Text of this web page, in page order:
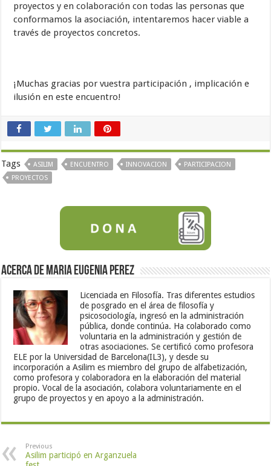
proyectos y en colaboración con todas las personas que
conformamos la asociación, intentaremos hacer viable a
través de proyectos concretos.
¡Muchas gracias por vuestra participación , implicación e
ilusión en este encuentro!
Tags ASILIM ENCUENTRO INNOVACION
PARTICIPACION
PROYECTOS
Acerca de Maria Eugenia Perez
Licenciada en Filosofía. Tras diferentes estudios
de posgrado en el área de filosofía y
psicosociología, ingresó en la administración
pública, donde continúa. Ha colaborado como
voluntaria en la administración y gestión de
otras asociaciones. Se certificó como profesora
ELE por la Universidad de Barcelona(IL3), y desde su
incorporación a Asilim es miembro del grupo de alfabetización,
como profesora y colaboradora en la elaboración del material
propio. Vocal de la asociación, colabora voluntariamente en el
grupo de proyectos y en apoyo a la administración.
Previous
Asilim participó en Arganzuela